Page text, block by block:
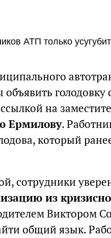
АТП только
голодовку
на
Ермилову.
который
сотрудники
из
Виктором
общий язык.